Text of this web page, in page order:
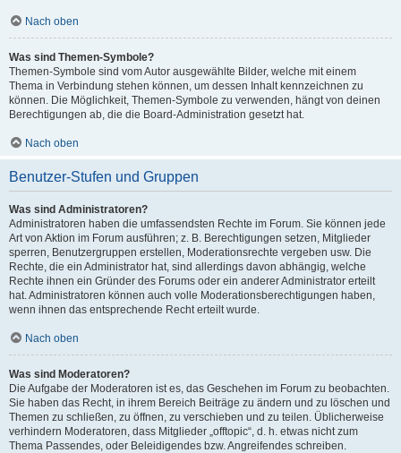
Nach oben
Was sind Themen-Symbole?
Themen-Symbole sind vom Autor ausgewählte Bilder, welche mit einem
Thema in Verbindung stehen können, um dessen Inhalt kennzeichnen zu
können. Die Möglichkeit, Themen-Symbole zu verwenden, hängt von deinen
Berechtigungen ab, die die Board-Administration gesetzt hat.
Nach oben
Benutzer-Stufen und Gruppen
Was sind Administratoren?
Administratoren haben die umfassendsten Rechte im Forum. Sie können jede
Art von Aktion im Forum ausführen; z. B. Berechtigungen setzen, Mitglieder
sperren, Benutzergruppen erstellen, Moderationsrechte vergeben usw. Die
Rechte, die ein Administrator hat, sind allerdings davon abhängig, welche
Rechte ihnen ein Gründer des Forums oder ein anderer Administrator erteilt
hat. Administratoren können auch volle Moderationsberechtigungen haben,
wenn ihnen das entsprechende Recht erteilt wurde.
Nach oben
Was sind Moderatoren?
Die Aufgabe der Moderatoren ist es, das Geschehen im Forum zu beobachten.
Sie haben das Recht, in ihrem Bereich Beiträge zu ändern und zu löschen und
Themen zu schließen, zu öffnen, zu verschieben und zu teilen. Üblicherweise
verhindern Moderatoren, dass Mitglieder „offtopic“, d. h. etwas nicht zum
Thema Passendes, oder Beleidigendes bzw. Angreifendes schreiben.